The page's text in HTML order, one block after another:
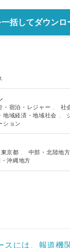
括してダウンロ
・宿泊・レジャー 社
地域経済・地域社会
ション
東京都 中部・北陸地方
沖縄地方
スには、報道機